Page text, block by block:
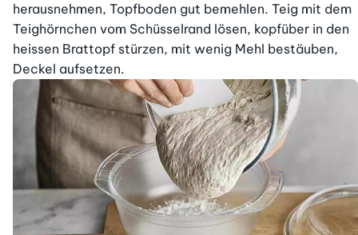
herausnehmen, Topfboden gut bemehlen. Teig mit dem
Teighörnchen vom Schüsselrand lösen, kopfüber in den
heissen Brattopf stürzen, mit wenig Mehl bestäuben,
Deckel aufsetzen.